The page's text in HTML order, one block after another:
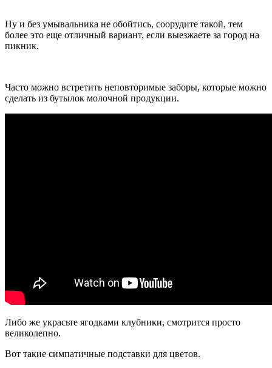
Ну и без умывальника не обойтись, соорудите такой, тем
более это еще отличный вариант, если выезжаете за город на
пикник.
Часто можно встретить неповторимые заборы, которые можно
сделать из бутылок молочной продукции.
Либо же украсьте ягодками клубники, смотрится просто
великолепно.
Вот такие симпатичные подставки для цветов.